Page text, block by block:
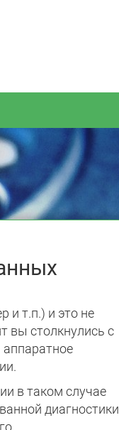
и т.п.) и это не
вы столкнулись с
аппаратное
в таком случае
диагностики